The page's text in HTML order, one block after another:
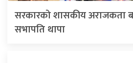
सरकारको शासकीय अराजकता
सभापति थापा